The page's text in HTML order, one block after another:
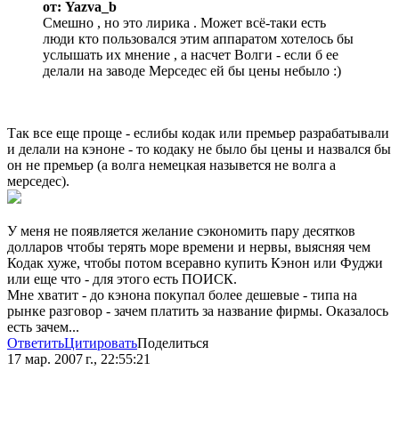
от: Yazva_b
Смешно , но это лирика . Может всё-таки есть
люди кто пользовался этим аппаратом хотелось бы
услышать их мнение , а насчет Волги - если б ее
делали на заводе Мерседес ей бы цены небыло :)
Так все еще проще - еслибы кодак или премьер разрабатывали
и делали на кэноне - то кодаку не было бы цены и назвался бы
он не премьер (а волга немецкая назывется не волга а
мерседес).
У меня не появляется желание сэкономить пару десятков
долларов чтобы терять море времени и нервы, выясняя чем
Кодак хуже, чтобы потом всеравно купить Кэнон или Фуджи
или еще что - для этого есть ПОИСК.
Мне хватит - до кэнона покупал более дешевые - типа на
рынке разговор - зачем платить за название фирмы. Оказалось
есть зачем...
ОтветитьЦитироватьПоделиться
17 мар. 2007 г., 22:55:21